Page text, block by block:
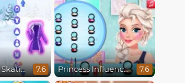
Princess Ice Skating Adventure 7.6 Princess Influencer Winter Wonderland 7.6